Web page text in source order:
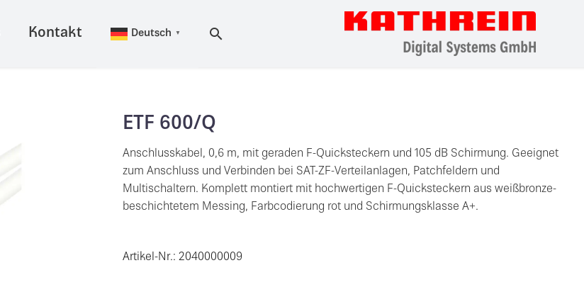
Kontakt Deutsch ▼
ETF 600/Q
Anschlusskabel, 0,6 m, mit geraden F-Quicksteckern und 105 dB Schirmung. Geeignet
zum Anschluss und Verbinden bei SAT-ZF-Verteilanlagen, Patchfeldern und
Multischaltern. Komplett montiert mit hochwertigen F-Quicksteckern aus weißbronze-
beschichtetem Messing, Farbcodierung rot und Schirmungsklasse A+.
Artikel-Nr.: 2040000009